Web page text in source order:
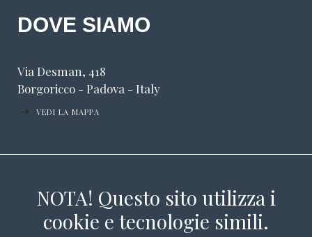
DOVE SIAMO
Via Desman, 418
Borgoricco - Padova - Italy
VEDI LA MAPPA
NOTA! Questo sito utilizza i
cookie e tecnologie simili.